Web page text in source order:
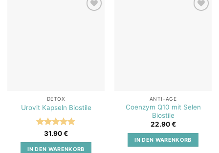
DETOX
Urovit Kapseln Biostile
Bewertet
mit5von
5
31.90€
IN DEN WARENKORB
ANTI-AGE
Coenzym Q10 mit Selen
Biostile
22.90€
IN DEN WARENKORB